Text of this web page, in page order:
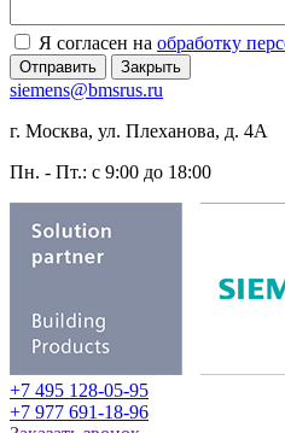
Я согласен на обработку
Отправить Закрыть
siemens@bmsrus.ru
г. Москва, ул. Плеханова, д. 4А
Пн. - Пт.: c 9:00 до 18:00
+7 495 128-05-95
+7 977 691-18-96